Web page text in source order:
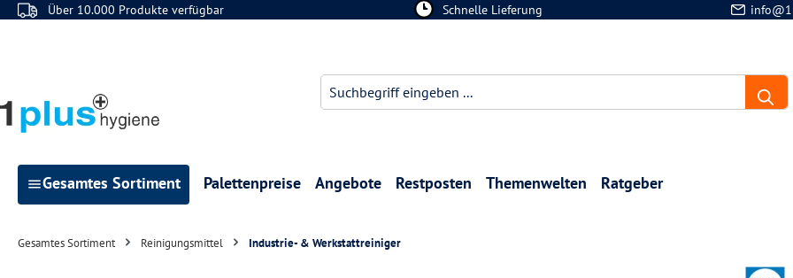
Hauptinhalt springen
Zur Suche springen
Zur Hauptnavigation springen
Über 10.000 Produkte verfügbar Schnelle Lieferung
Gesamtes Sortiment Palettenpreise Angebote Restposten Themenwelten Ratgeber
Gesamtes Sortiment Reinigungsmittel Industrie- & Werkstattreiniger